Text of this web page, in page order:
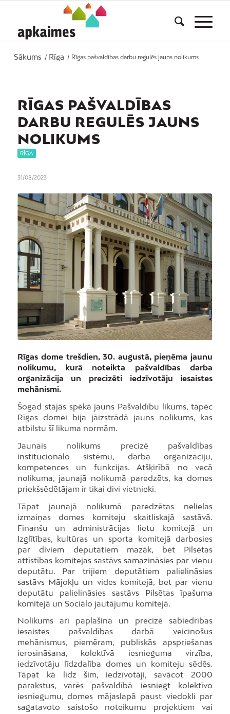
Sākums / Rīga / Rīgas pašvaldības darbu regulēs jauns nolikums
RĪGAS PAŠVALDĪBAS
DARBU REGULĒS JAUNS
NOLIKUMS
RĪGA
31/08/2023
Rīgas dome trešdien, 30. augustā, pieņēma jaunu
nolikumu, kurā noteikta pašvaldības darba
organizācija un precizēti iedzīvotāju iesaistes
mehānismi.
Šogad stājās spēkā jauns Pašvaldību likums, tāpēc
Rīgas domei bija jāizstrādā jauns nolikums, kas
atbilstu šī likuma normām.
Jaunais nolikums precizē pašvaldības
institucionālo sistēmu, darba organizāciju,
kompetences un funkcijas. Atšķirībā no vecā
nolikuma, jaunajā nolikumā paredzēts, ka domes
priekšsēdētājam ir tikai divi vietnieki.
Tāpat jaunajā nolikumā paredzētas nelielas
izmaiņas domes komiteju skaitliskajā sastāvā.
Finanšu un administrācijas lietu komitejā un
Izglītības, kultūras un sporta komitejā darbosies
par diviem deputātiem mazāk, bet Pilsētas
attīstības komitejas sastāvs samazināsies par vienu
deputātu. Par trijiem deputātiem palielināsies
sastāvs Mājokļu un vides komitejā, bet par vienu
deputātu palielināsies sastāvs Pilsētas īpašuma
komitejā un Sociālo jautājumu komitejā.
Nolikums arī paplašina un precizē sabiedrības
iesaistes pašvaldības darbā veicinošus
mehānismus, piemēram, publiskās apspriešanas
ierosināšana, kolektīvā iesnieguma virzība,
iedzīvotāju līdzdalība domes un komiteju sēdēs.
Tāpat kā līdz šim, iedzīvotāji, savācot 2000
parakstus, varēs pašvaldībā iesniegt kolektīvo
iesniegumu, domes mājaslapā paust viedokli par
sagatavoto saistošo noteikumu projektiem vai